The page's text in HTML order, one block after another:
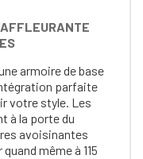
armoire de base
parfaite
votre style. Les
à la porte du
avoisinantes
même à 115